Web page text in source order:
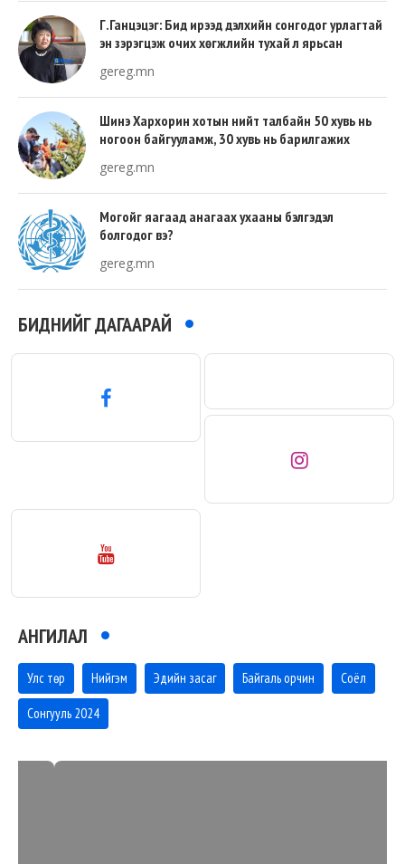
Г.Ганцэцэг: Бид ирээд дэлхийн сонгодог урлагтай
эн зэрэгцэж очих хөгжлийн тухай л ярьсан
gereg.mn
Шинэ Хархорин хотын нийт талбайн 50 хувь нь
ногоон байгууламж, 30 хувь нь барилгажих
gereg.mn
Могойг яагаад анагаах ухааны бэлгэдэл
болгодог вэ?
gereg.mn
БИДНИЙГ ДАГААРАЙ
АНГИЛАЛ
Улс төр Нийгэм Эдийн засаг Байгаль орчин Соёл
Сонгууль 2024